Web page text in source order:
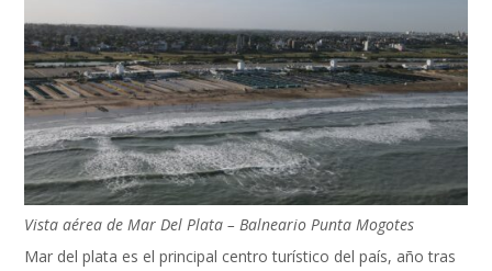
Vista aérea de Mar Del Plata – Balneario Punta Mogotes
Mar del plata es el principal centro turístico del país, año tras